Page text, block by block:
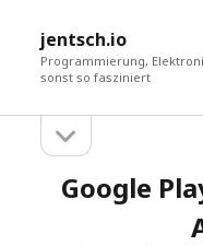
jentsch.io
Programmierung,
sonst so fasziniert
Sidebaröffnen
Google